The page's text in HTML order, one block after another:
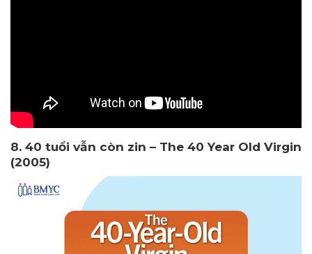
8. 40 tuổi vẫn còn zin – The 40 Year Old Virgin
(2005)